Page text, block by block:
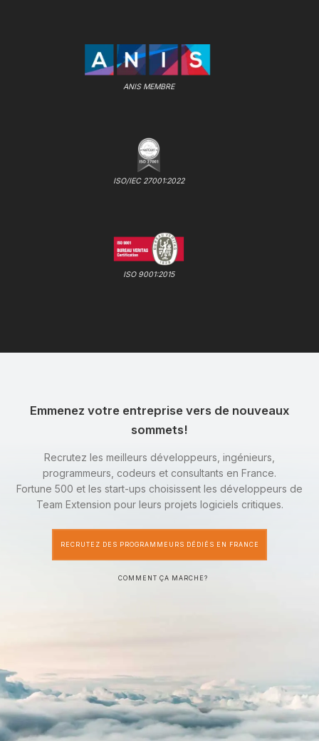
ANIS MEMBRE
ISO/IEC 27001:2022
ISO 9001:2015
Emmenez votre entreprise vers de nouveaux
sommets!
Recrutez les meilleurs développeurs, ingénieurs,
programmeurs, codeurs et consultants en France.
Fortune 500 et les start-ups choisissent les développeurs de
Team Extension pour leurs projets logiciels critiques.
RECRUTEZ DES PROGRAMMEURS DÉDIÉS EN FRANCE
COMMENT ÇA MARCHE?